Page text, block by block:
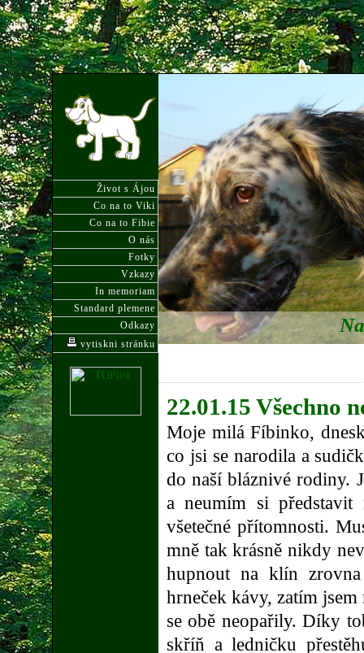
Život s Ájou
Co na to Viki
Co na to Fibie
O nás
Fotky
Vzkazy
In memoriam
Standard plemene
Odkazy
vytiskni stránku
22.01.15 Všechno
Moje milá Fíbinko,
co jsi se narodila a
do naší bláznivé rodiny.
a neumím si představit
všetečné přítomnosti.
mně tak krásně nikdy
hupnout na klín
hrneček kávy, zatím
se obě neopařily. Díky
skříň a ledničku